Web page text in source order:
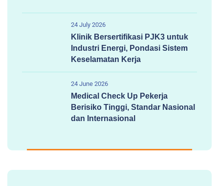
24 July 2026
Klinik Bersertifikasi PJK3 untuk
Industri Energi, Pondasi Sistem
Keselamatan Kerja
24 June 2026
Medical Check Up Pekerja
Berisiko Tinggi, Standar Nasional
dan Internasional